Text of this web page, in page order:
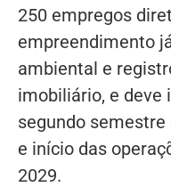
250 empregos
empreendimento
ambiental e
imobiliário, e deve
segundo semestre
e início das
2029.